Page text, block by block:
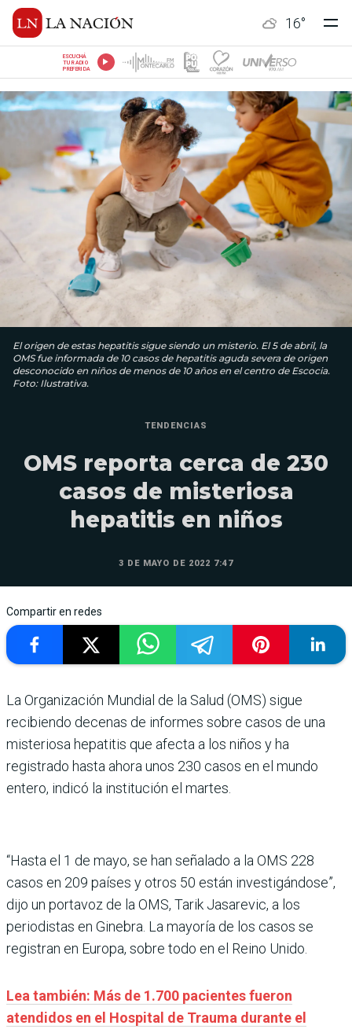
16°
ESCUCHÁ
TU RADIO
PREFERIDA
El origen de estas hepatitis sigue siendo un misterio. El 5 de abril, la
OMS fue informada de 10 casos de hepatitis aguda severa de origen
desconocido en niños de menos de 10 años en el centro de Escocia.
Foto: Ilustrativa.
TENDENCIAS
OMS reporta cerca de 230
casos de misteriosa
hepatitis en niños
3 DE MAYO DE 2022 7:47
Compartir en redes
La Organización Mundial de la Salud (OMS) sigue
recibiendo decenas de informes sobre casos de una
misteriosa hepatitis que afecta a los niños y ha
registrado hasta ahora unos 230 casos en el mundo
entero, indicó la institución el martes.
“Hasta el 1 de mayo, se han señalado a la OMS 228
casos en 209 países y otros 50 están investigándose”,
dijo un portavoz de la OMS, Tarik Jasarevic, a los
periodistas en Ginebra. La mayoría de los casos se
registran en Europa, sobre todo en el Reino Unido.
Lea también: Más de 1.700 pacientes fueron
atendidos en el Hospital de Trauma durante el